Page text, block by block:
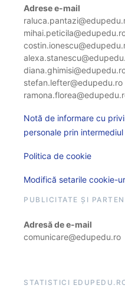
Adrese e-mail
stefan.lefter@edupedu.ro
Notă de informare cu
personale prin
Politica de cookie
Modifică setarile cookie-
PUBLICITATE ȘI
Adresă de e-mail
comunicare@edupedu.ro
STATISTICI